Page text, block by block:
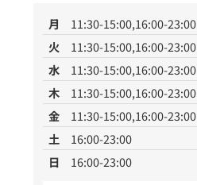
月
11:30-15:00,16:00-23:00
火
11:30-15:00,16:00-23:00
水
11:30-15:00,16:00-23:00
木
11:30-15:00,16:00-23:00
金
11:30-15:00,16:00-23:00
土
16:00-23:00
日
16:00-23:00